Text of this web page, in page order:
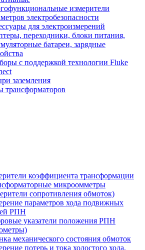
измерители
электробезопасности
для электроизмерений
переходники, блоки питания,
батареи, зарядные
с поддержкой технологии Fluke
заземления
трансформаторов
коэффициента трансформации
микроомметры
сопротивления обмоток)
параметров хода подвижных
РПН
указатели положения РПН
механического состояния обмоток
потерь и тока холостого хода,